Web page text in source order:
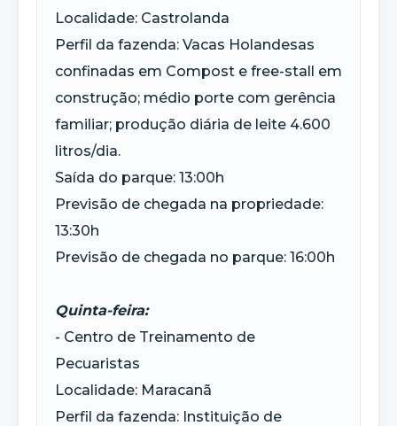
Localidade: Castrolanda
Perfil da fazenda: Vacas Holandesas
confinadas em Compost e free-stall em
construção; médio porte com gerência
familiar; produção diária de leite 4.600
litros/dia.
Saída do parque: 13:00h
Previsão de chegada na propriedade:
13:30h
Previsão de chegada no parque: 16:00h
Quinta-feira:
- Centro de Treinamento de
Pecuaristas
Localidade: Maracanã
Perfil da fazenda: Instituição de